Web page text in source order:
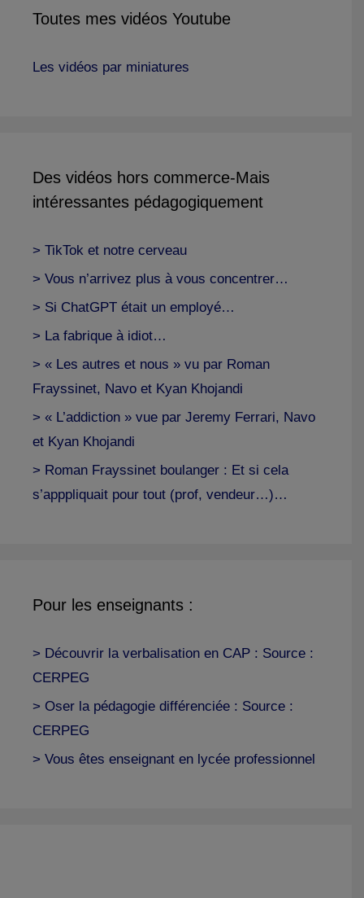
Toutes mes vidéos Youtube
Les vidéos par miniatures
Des vidéos hors commerce-Mais
intéressantes pédagogiquement
> TikTok et notre cerveau
> Vous n’arrivez plus à vous concentrer…
> Si ChatGPT était un employé…
> La fabrique à idiot…
> « Les autres et nous » vu par Roman
Frayssinet, Navo et Kyan Khojandi
> « L’addiction » vue par Jeremy Ferrari, Navo
et Kyan Khojandi
> Roman Frayssinet boulanger : Et si cela
s’apppliquait pour tout (prof, vendeur…)…
Pour les enseignants :
> Découvrir la verbalisation en CAP : Source :
CERPEG
> Oser la pédagogie différenciée : Source :
CERPEG
> Vous êtes enseignant en lycée professionnel